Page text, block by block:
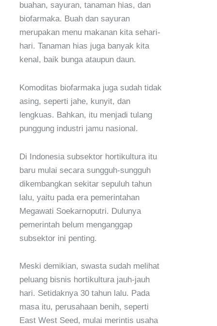
buahan, sayuran, tanaman hias, dan
biofarmaka. Buah dan sayuran
merupakan menu makanan kita sehari-
hari. Tanaman hias juga banyak kita
kenal, baik bunga ataupun daun.
Komoditas biofarmaka juga sudah tidak
asing, seperti jahe, kunyit, dan
lengkuas. Bahkan, itu menjadi tulang
punggung industri jamu nasional.
Di Indonesia subsektor hortikultura itu
baru mulai secara sungguh-sungguh
dikembangkan sekitar sepuluh tahun
lalu, yaitu pada era pemerintahan
Megawati Soekarnoputri. Dulunya
pemerintah belum menganggap
subsektor ini penting.
Meski demikian, swasta sudah melihat
peluang bisnis hortikultura jauh-jauh
hari. Setidaknya 30 tahun lalu. Pada
masa itu, perusahaan benih, seperti
East West Seed, mulai merintis usaha